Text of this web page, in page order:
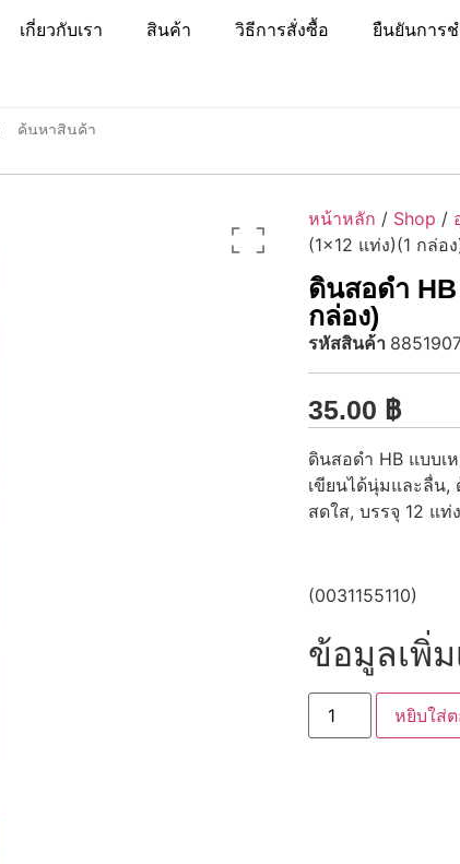
เกี่ยวกับเรา สินค้า วิธีการสั่งซื้อ ยืนยันการช
หน้าหลัก / Shop /
(1×12 แท่ง)(1 กล่อง
ดินสอดำ HB
กล่อง)
รหัสสินค้า
35.00 ฿
ดินสอดำ HB แบบเ
เขียนได้นุ่มและลื่น,
สดใส, บรรจุ 12 แท่
(0031155110)
ข้อมูลเพิ่ม
หยิบใส่